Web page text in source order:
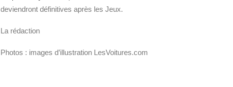
deviendront définitives après les Jeux.
La rédaction
Photos : images d’illustration LesVoitures.com